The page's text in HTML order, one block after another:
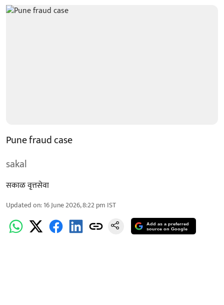
Pune fraud case
sakal
सकाळ वृत्तसेवा
Updated on:16 June 2026, 8:22 pm IST
Add as a preferred
source on Google